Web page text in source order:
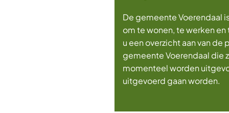
De gemeente Voerendaal
om te wonen, te werken
u een overzicht aan van de
gemeente Voerendaal die
momenteel worden
uitgevoerd gaan worden.